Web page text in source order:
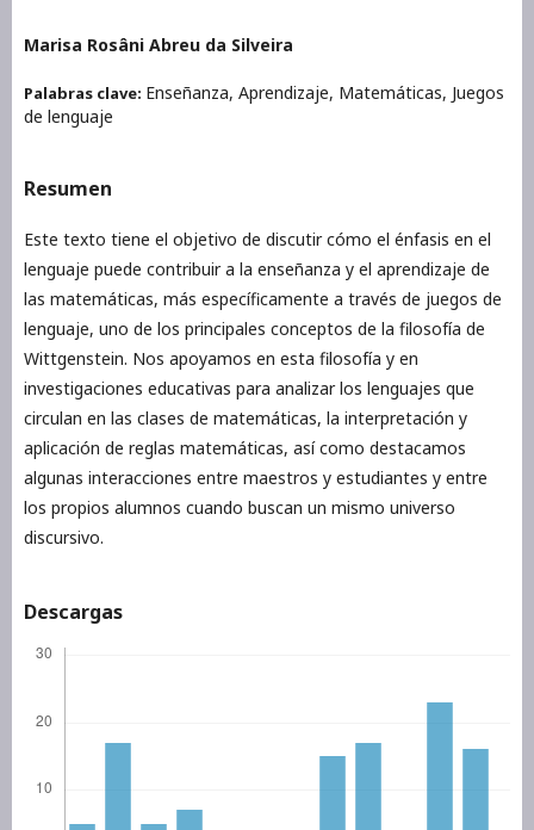
Marisa Rosâni Abreu da Silveira
Palabras clave: Enseñanza, Aprendizaje, Matemáticas, Juegos
de lenguaje
Resumen
Este texto tiene el objetivo de discutir cómo el énfasis en el
lenguaje puede contribuir a la enseñanza y el aprendizaje de
las matemáticas, más específicamente a través de juegos de
lenguaje, uno de los principales conceptos de la filosofía de
Wittgenstein. Nos apoyamos en esta filosofía y en
investigaciones educativas para analizar los lenguajes que
circulan en las clases de matemáticas, la interpretación y
aplicación de reglas matemáticas, así como destacamos
algunas interacciones entre maestros y estudiantes y entre
los propios alumnos cuando buscan un mismo universo
discursivo.
Descargas